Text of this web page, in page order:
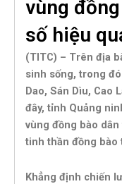
vùng
số hiệu
(TITC) – Trên địa
sinh sống, trong
Dao, Sán Dìu, Cao
đây, tỉnh Quảng
vùng đồng bào
tinh thần đồng bào
Khẳng định chiến